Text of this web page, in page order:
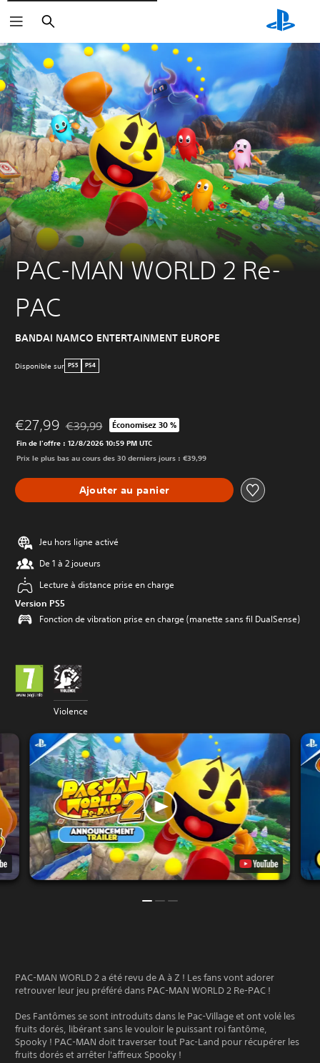
Rechercher
PAC-MAN WORLD 2 Re-
PAC
BANDAI NAMCO ENTERTAINMENT EUROPE
Disponible sur PS5 PS4
€27,99 Remise par rapport au prix d'origine de €39,99
€39,99 Économisez 30 %
Fin de l'offre : 12/8/2026 10:59 PM UTC
Prix le plus bas au cours des 30 derniers jours : €39,99
Ajouter au panier
Jeu hors ligne activé
De 1 à 2 joueurs
Lecture à distance prise en charge
Version PS5
Fonction de vibration prise en charge (manette sans fil DualSense)
Violence
PAC-MAN WORLD 2 a été revu de A à Z ! Les fans vont adorer
retrouver leur jeu préféré dans PAC-MAN WORLD 2 Re-PAC !
Des Fantômes se sont introduits dans le Pac-Village et ont volé les
fruits dorés, libérant sans le vouloir le puissant roi fantôme,
Spooky ! PAC-MAN doit traverser tout Pac-Land pour récupérer les
fruits dorés et arrêter l'affreux Spooky !